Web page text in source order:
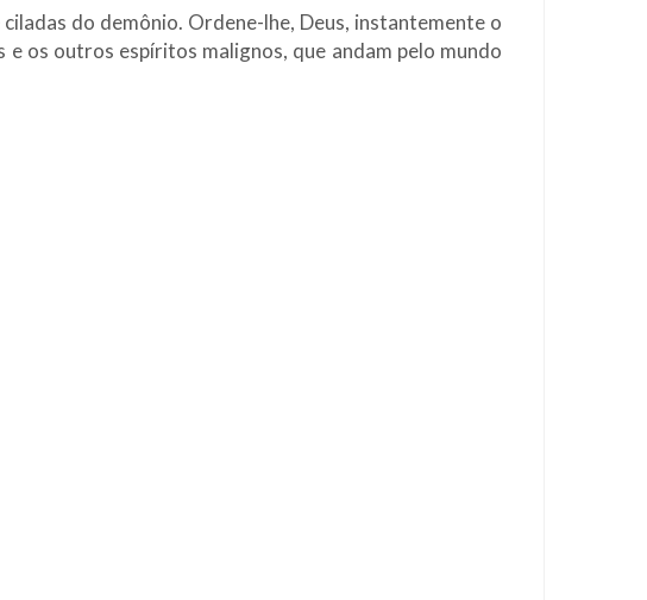
do demônio. Ordene-lhe, Deus, instantemente o
os outros espíritos malignos, que andam pelo mundo